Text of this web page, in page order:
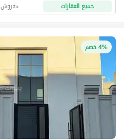
جميع العقارات مفروش
4% خصم